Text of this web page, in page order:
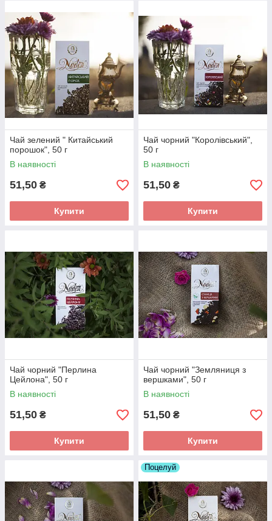
Чай зелений " Китайський
порошок", 50 г
В наявності
51,50 ₴
Купити
Чай чорний "Королівський",
50 г
В наявності
51,50 ₴
Купити
Чай чорний "Перлина
Цейлона", 50 г
В наявності
51,50 ₴
Купити
Чай чорний "Земляниця з
вершками", 50 г
В наявності
51,50 ₴
Купити
Поцелуй